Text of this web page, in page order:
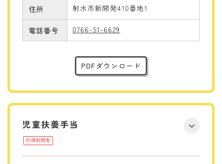
住所 射水市新開発410番地1
電話番号 0766-51-6629
PDFダウンロード
児童扶養手当
所得制限有